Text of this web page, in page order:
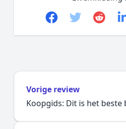
Facebook
Twitter
Vorige review
Koopgids: Dit is het beste